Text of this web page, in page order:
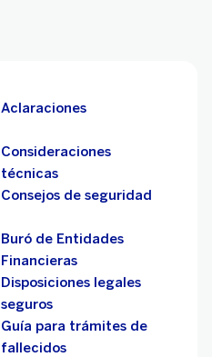
Aclaraciones
Consideraciones
técnicas
Consejos de seguridad
Buró de Entidades
Financieras
Disposiciones legales
seguros
Guía para trámites de
fallecidos